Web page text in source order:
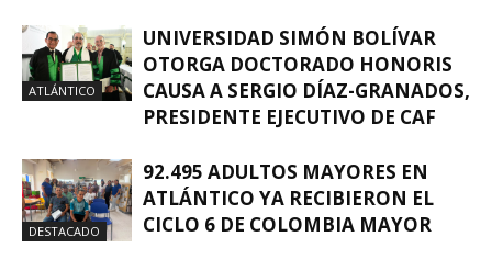
ATLÁNTICO
UNIVERSIDAD SIMÓN BOLÍVAR
OTORGA DOCTORADO HONORIS
CAUSA A SERGIO DÍAZ-GRANADOS,
PRESIDENTE EJECUTIVO DE CAF
DESTACADO
92.495 ADULTOS MAYORES EN
ATLÁNTICO YA RECIBIERON EL
CICLO 6 DE COLOMBIA MAYOR